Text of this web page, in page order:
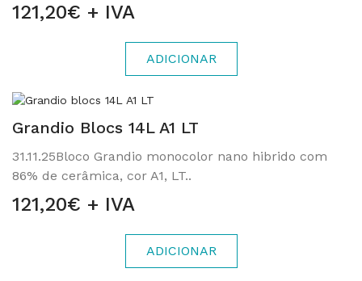
121,20€ + IVA
ADICIONAR
Grandio Blocs 14L A1 LT
31.11.25Bloco Grandio monocolor nano hibrido com
86% de cerâmica, cor A1, LT..
121,20€ + IVA
ADICIONAR